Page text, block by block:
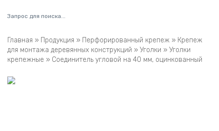
Главная » Продукция » Перфорированный крепеж » Крепеж
для монтажа деревянных конструкций » Уголки » Уголки
крепежные » Соединитель угловой на 40 мм, оцинкованный